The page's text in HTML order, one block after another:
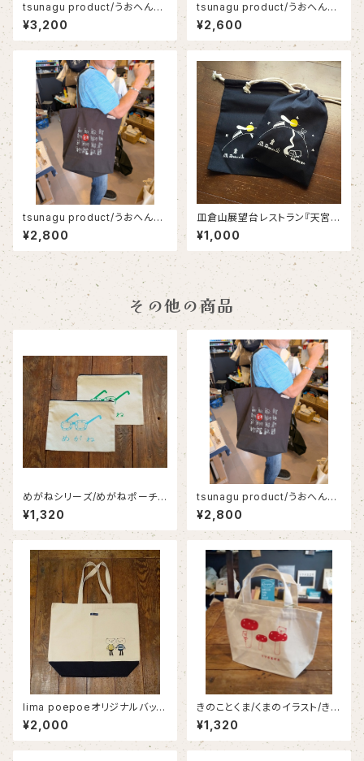
tsunagu product/うおへんT
シャツ/サンドベージュ/漢字Tシ
ャツ/日本語Tシャツ/おさかなT
シャツ
¥3,200
tsunagu product/うおへんT
シャツ キッズ/スミクロ/サンドベ
ージュ/漢字Tシャツ/日本語Tシ
ャツ/おさかなTシャツ
¥2,600
tsunagu product/うおへんビ
ッグトートバッグ/漢字トートバッ
グ/日本語トートバッグ/おさかな
トートバッグ
¥2,800
皿倉山展望台レストラン『天宮』
巾着/tsunagu product/日本
一の夜景/北九州お土産/
¥1,000
その他の商品
めがねシリーズ/めがねポーチ/
めがねイラスト/めがね好き
¥1,320
tsunagu product/うおへんビ
ッグトートバッグ/漢字トートバッ
グ/日本語トートバッグ/おさかな
トートバッグ
¥2,800
lima poepoeオリジナルバッ
グ/くまのバッグ/ツートーンバッ
グ/マザーズバッグ
¥2,000
きのことくま/くまのイラスト/きの
このイラスト/きのこ好き/ランチ
トート
¥1,320